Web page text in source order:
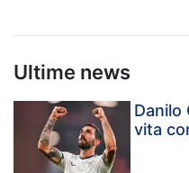
Ultime news
Danilo
vita